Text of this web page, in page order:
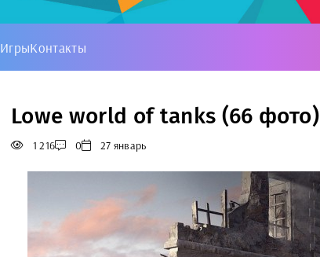
ИгрыКонтакты
Lowe world of tanks (66 фото)
1 216 0 27 январь